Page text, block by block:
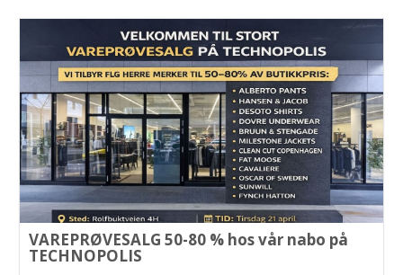
VAREPRØVESALG 50-80 % hos vår nabo på
TECHNOPOLIS